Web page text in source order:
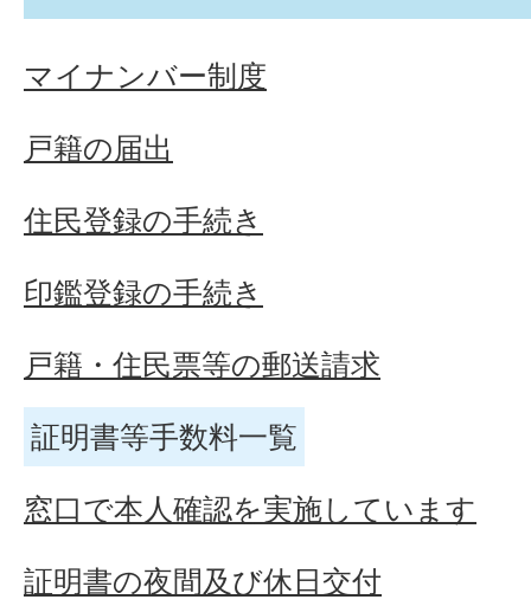
マイナンバー制度
戸籍の届出
住民登録の手続き
印鑑登録の手続き
戸籍・住民票等の郵送請求
証明書等手数料一覧
窓口で本人確認を実施しています
証明書の夜間及び休日交付